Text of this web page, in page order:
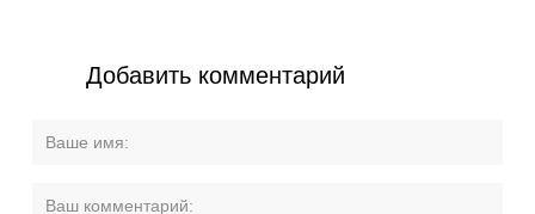
Добавить комментарий